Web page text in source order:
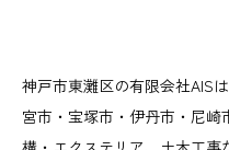
神戸市東灘区の有限会社AIS
宮市・宝塚市・伊丹市・尼